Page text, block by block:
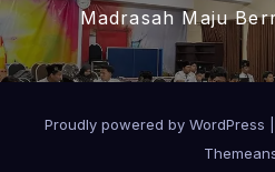
Madrasah Maju
Proudly powered by WordPress